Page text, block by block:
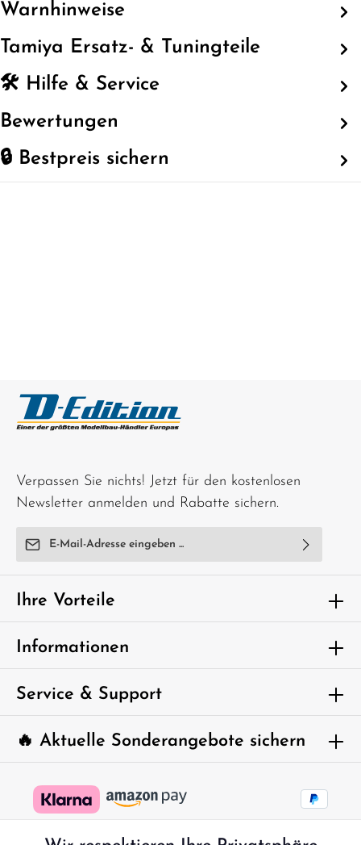
Warnhinweise
Tamiya Ersatz- & Tuningteile
🛠️ Hilfe & Service
Bewertungen
🔒 Bestpreis sichern
Verpassen Sie nichts! Jetzt für den kostenlosen
Newsletter anmelden und Rabatte sichern.
E-Mail-Adresse*
Ich habe dieDatenschutzbestimmungenzur Kenntnis
genommen und die
einverstanden.
Um weiterzugehen, geben Sie die oben
abgebildeten Zeichen ein*
🔥 Aktuelle Sonderangebote sichern
Ihre Vorteile
Informationen
Service & Support